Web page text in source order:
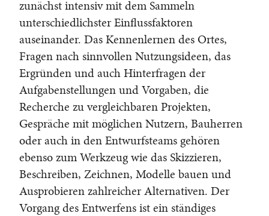
zunächst intensiv mit dem Sammeln
unterschiedlichster Einflussfaktoren
auseinander. Das Kennenlernen des Ortes,
Fragen nach sinnvollen Nutzungsideen, das
Ergründen und auch Hinterfragen der
Aufgabenstellungen und Vorgaben, die
Recherche zu vergleichbaren Projekten,
Gespräche mit möglichen Nutzern, Bauherren
oder auch in den Entwurfsteams gehören
ebenso zum Werkzeug wie das Skizzieren,
Beschreiben, Zeichnen, Modelle bauen und
Ausprobieren zahlreicher Alternativen. Der
Vorgang des Entwerfens ist ein ständiges